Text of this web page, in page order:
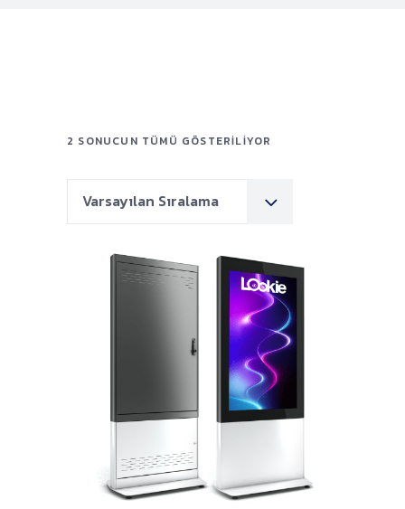
2 SONUCUN TÜMÜ GÖSTERILIYOR
Varsayılan Sıralama